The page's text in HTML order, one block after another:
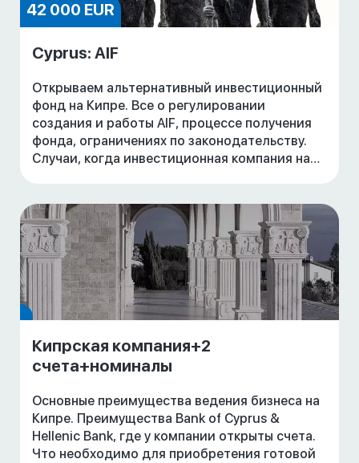
42 000 EUR
Cyprus: AIF
Открываем альтернативный инвестиционный
фонд на Кипре. Все о регулировании
создания и работы AIF, процессе получения
фонда, ограничениях по законодательству.
Случаи, когда инвестиционная компания на
Кипрская компания+2
счета+номиналы
Основные преимущества ведения бизнеса на
Кипре. Преимущества Bank of Cyprus &
Hellenic Bank, где у компании открыты счета.
Что необходимо для приобретения готовой